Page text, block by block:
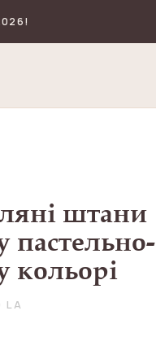
штани
пастельно-
кольорі
LA